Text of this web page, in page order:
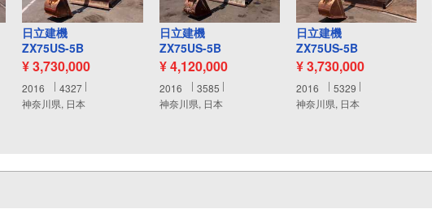
日立建機
ZX75US-5B
¥ 3,730,000
2016
4327
神奈川県, 日本
日立建機
ZX75US-5B
¥ 4,120,000
2016
3585
神奈川県, 日本
日立建機
ZX75US-5B
¥ 3,730,000
2016
5329
神奈川県, 日本